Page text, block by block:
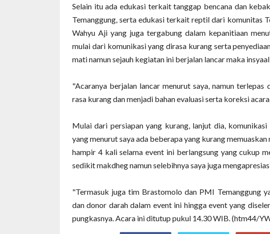
Selain itu ada edukasi terkait tanggap bencana dan
Temanggung, serta edukasi terkait reptil dari komunitas
Wahyu Aji yang juga tergabung dalam kepanitiaan
mulai dari komunikasi yang dirasa kurang serta
mati namun sejauh kegiatan ini berjalan lancar maka
"Acaranya berjalan lancar menurut saya, namun
rasa kurang dan menjadi bahan evaluasi serta koreksi
Mulai dari persiapan yang kurang, lanjut dia,
yang menurut saya ada beberapa yang kurang
hampir 4 kali selama event ini berlangsung yang cukup
sedikit makdheg namun selebihnya saya juga
"Termasuk juga tim Brastomolo dan PMI Temanggung
dan donor darah dalam event ini hingga event yang
pungkasnya. Acara ini ditutup pukul 14.30 WIB. (htm44/